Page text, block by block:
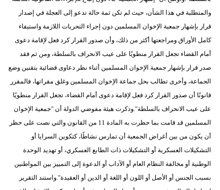
والمتطلبة في هذا الشأن، حيث لم تكن ثمة حالة تدعو إلى العجلة في إصدار
قرار بإشهار جمعية الإخوان المسلمين دون إجراء التحريات اللازمة واستيفاء
كامل الأوراق ومراجعتها أكثر من ذلك، وأن صدور القرار كرد فعل لإقامة دعوى
أمام القضاء تجعل القرار منطويًا على عيب الانحراف بالسلطة، ومن ثم فقد
صدر قرار بإشهار جمعية الإخوان المسلمين أثناء نظر دعاوى قضائية بتقنين وضع
الجماعة، وأخرى تطالب بحل جماعة الإخوان المسلمين وغلق مقراتها، فالمقرر
قانونًا أن صدور القرار كرد فعل لإقامة دعوى أمام القضاء، تجعل القرار منطويًا
على عيب الانحراف بالسلطة".وذكرت هيئة مفوضي الدولة أن "جمعية الإخوان
المسلمين قد قامت بما حظرت به المادة 11 من القانون والتي نصت على حظر
أن يكون من بين أغراض الجمعية أن تمارس نشاطًا، كتكوين السرايا أو
التشكيلات العسكرية أو التشكيلات ذات الطابع العسكري، أو تهديد الوحدة
الوطنية أو مخالفة النظام العام أو الآداب أو الدعوة إلى التمييز بين المواطنين
بسبب الجنس أو الأصل أو اللون أو اللغة أو الدين أو العقيدة".واستند التقرير